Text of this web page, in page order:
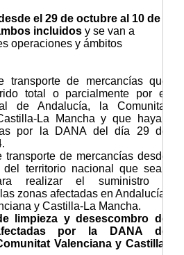
el 29 de octubre al 10 de
incluidos y se van a
operaciones y ámbitos
transporte de mercancías que
total o parcialmente por el
de Andalucía, la Comunitat
La Mancha y que hayan
por la DANA del día 29 de
transporte de mercancías desde
territorio nacional que sean
realizar el suministro y
zonas afectadas en Andalucía,
y Castilla-La Mancha.
limpieza y desescombro de
por la DANA de
Valenciana y Castilla-